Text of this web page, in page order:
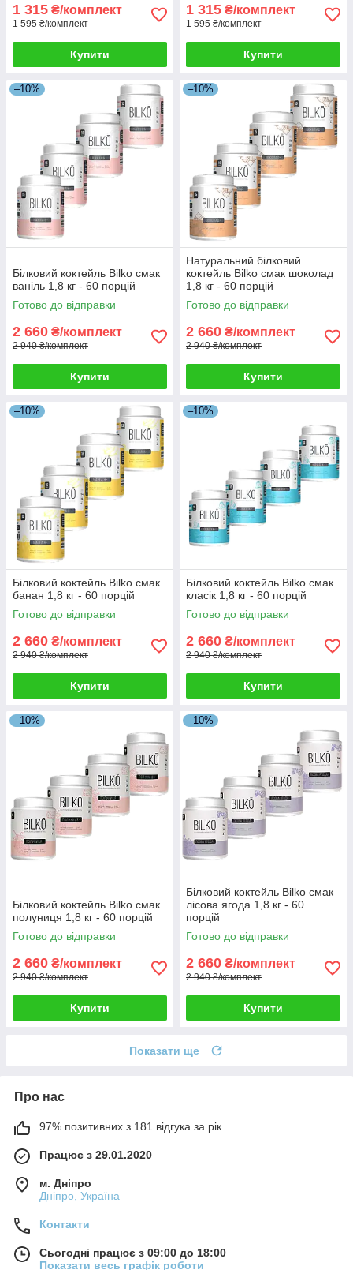
1 315 ₴/комплект
1 595 ₴/комплект
Купити
1 315 ₴/комплект
1 595 ₴/комплект
Купити
–10%
Білковий коктейль Bilko смак
ваніль 1,8 кг - 60 порцій
Готово до відправки
2 660 ₴/комплект
2 940 ₴/комплект
Купити
–10%
Натуральний білковий
коктейль Bilko смак шоколад
1,8 кг - 60 порцій
Готово до відправки
2 660 ₴/комплект
2 940 ₴/комплект
Купити
–10%
Білковий коктейль Bilko смак
банан 1,8 кг - 60 порцій
Готово до відправки
2 660 ₴/комплект
2 940 ₴/комплект
Купити
–10%
Білковий коктейль Bilko смак
класік 1,8 кг - 60 порцій
Готово до відправки
2 660 ₴/комплект
2 940 ₴/комплект
Купити
–10%
Білковий коктейль Bilko смак
полуниця 1,8 кг - 60 порцій
Готово до відправки
2 660 ₴/комплект
2 940 ₴/комплект
Купити
–10%
Білковий коктейль Bilko смак
лісова ягода 1,8 кг - 60
порцій
Готово до відправки
2 660 ₴/комплект
2 940 ₴/комплект
Купити
Показати ще
Про нас
97% позитивних з 181 відгука за рік
Працює з 29.01.2020
м. Дніпро
Дніпро, Україна
Контакти
Сьогодні працює з 09:00 до 18:00
Показати весь графік роботи